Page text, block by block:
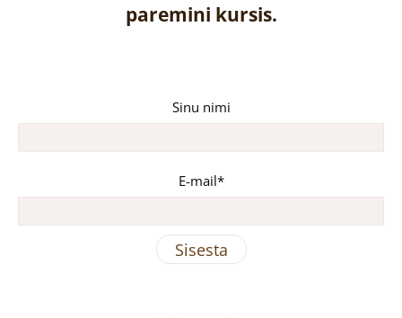
paremini kursis.
Sinu nimi
E-mail